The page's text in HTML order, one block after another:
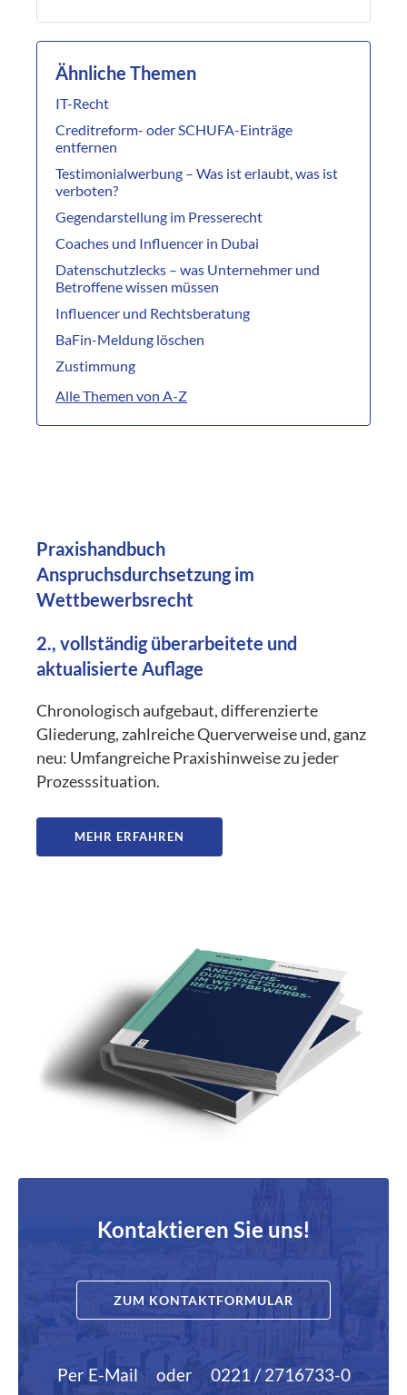
Ähnliche Themen
IT-Recht
Creditreform- oder SCHUFA-Einträge
entfernen
Testimonialwerbung – Was ist erlaubt, was ist
verboten?
Gegendarstellung im Presserecht
Coaches und Influencer in Dubai
Datenschutzlecks – was Unternehmer und
Betroffene wissen müssen
Influencer und Rechtsberatung
BaFin-Meldung löschen
Zustimmung
Alle Themen von A-Z
Praxishandbuch
Anspruchsdurchsetzung im
Wettbewerbsrecht
2., vollständig überarbeitete und
aktualisierte Auflage
Chronologisch aufgebaut, differenzierte
Gliederung, zahlreiche Querverweise und, ganz
neu: Umfangreiche Praxishinweise zu jeder
Prozesssituation.
MEHR ERFAHREN
Kontaktieren Sie uns!
ZUM KONTAKTFORMULAR
Per E-Mail oder 0221 / 2716733-0